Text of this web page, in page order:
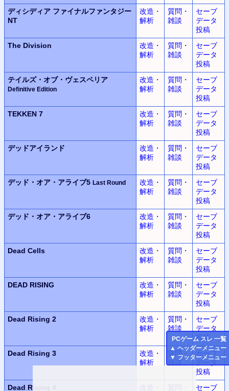
PCゲーム スレ 一覧
▲ ヘッダーメニュー
▼ フッターメニュー
ディシディア ファイナルファンタジー
NT
改造・
解析
質問・
雑談
セーブ
データ
投稿
The Division
改造・
解析
質問・
雑談
セーブ
データ
投稿
テイルズ・オブ・ヴェスペリア
Definitive Edition
改造・
解析
質問・
雑談
セーブ
データ
投稿
TEKKEN 7
改造・
解析
質問・
雑談
セーブ
データ
投稿
デッドアイランド
改造・
解析
質問・
雑談
セーブ
データ
投稿
デッド・オア・アライブ5 Last Round
改造・
解析
質問・
雑談
セーブ
データ
投稿
デッド・オア・アライブ6
改造・
解析
質問・
雑談
セーブ
データ
投稿
Dead Cells
改造・
解析
質問・
雑談
セーブ
データ
投稿
DEAD RISING
改造・
解析
質問・
雑談
セーブ
データ
投稿
Dead Rising 2
改造・
解析
質問・
雑談
セーブ
データ
投稿
Dead Rising 3
改造・
解析
質問・
雑談
セーブ
データ
投稿
Dead Rising 4
改造・ 質問・ セーブ